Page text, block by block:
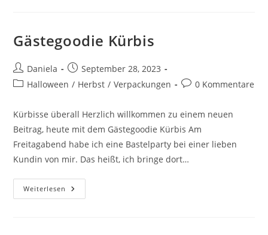
Gästegoodie Kürbis
Daniela
September 28, 2023
Halloween / Herbst / Verpackungen 0 Kommentare
Kürbisse überall Herzlich willkommen zu einem neuen
Beitrag, heute mit dem Gästegoodie Kürbis Am
Freitagabend habe ich eine Bastelparty bei einer lieben
Kundin von mir. Das heißt, ich bringe dort…
Weiterlesen